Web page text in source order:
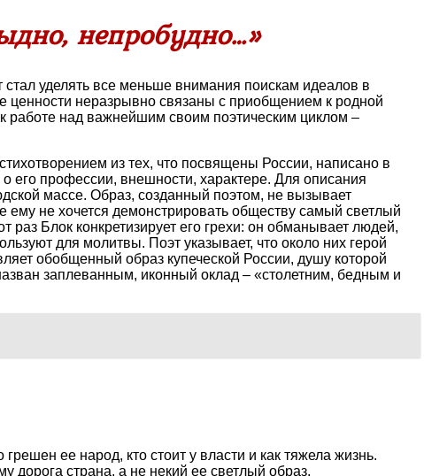
непробудно…»
стал уделять все меньше внимания поискам идеалов в
ценности неразрывно связаны с приобщением к родной
работе над важнейшим своим поэтическим циклом –
из тех, что посвящены России, написано в
его профессии, внешности, характере. Для описания
массе. Образ, созданный поэтом, не вызывает
не хочется демонстрировать обществу самый светлый
Блок конкретизирует его грехи: он обманывает людей,
для молитвы. Поэт указывает, что около них герой
обобщенный образ купеческой России, душу которой
заплеванным, иконный оклад – «столетним, бедным и
ее народ, кто стоит у власти и как тяжела жизнь.
дорога страна, а не некий ее светлый образ.